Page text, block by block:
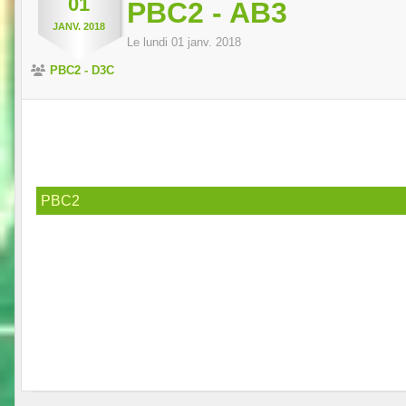
JANV. 2018 PBC2 - AB3
Le lundi 01 janv. 2018
PBC2 - D3C
PBC2